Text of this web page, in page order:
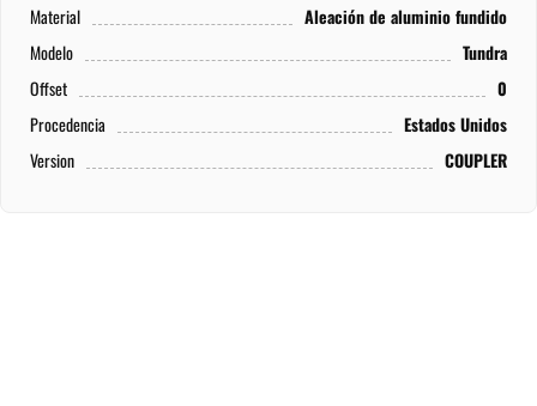
Material
Aleación de aluminio fundido
Modelo
Tundra
Offset
0
Procedencia
Estados Unidos
Version
COUPLER